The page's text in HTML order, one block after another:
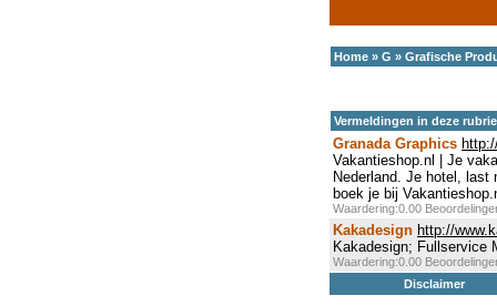
Home » G » Grafische
Vermeldingen in deze
Granada Graphics
Vakantieshop.nl | Je
Nederland. Je hotel,
boek je bij
Waardering:0.00
Kakadesign http://
Kakadesign; Fullservice
Waardering:0.00
Disclaimer